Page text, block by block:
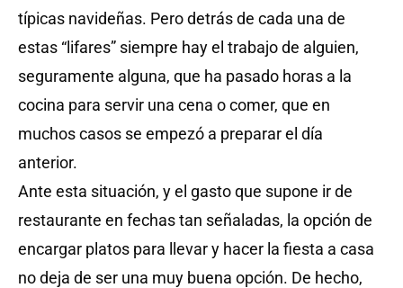
típicas navideñas. Pero detrás de cada una de
estas “lifares” siempre hay el trabajo de alguien,
seguramente alguna, que ha pasado horas a la
cocina para servir una cena o comer, que en
muchos casos se empezó a preparar el día
anterior.
Ante esta situación, y el gasto que supone ir de
restaurante en fechas tan señaladas, la opción de
encargar platos para llevar y hacer la fiesta a casa
no deja de ser una muy buena opción. De hecho,